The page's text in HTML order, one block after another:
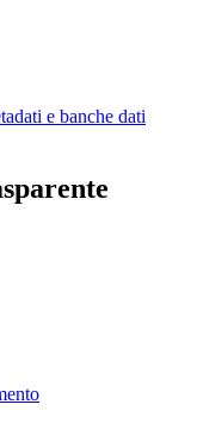
e banche dati